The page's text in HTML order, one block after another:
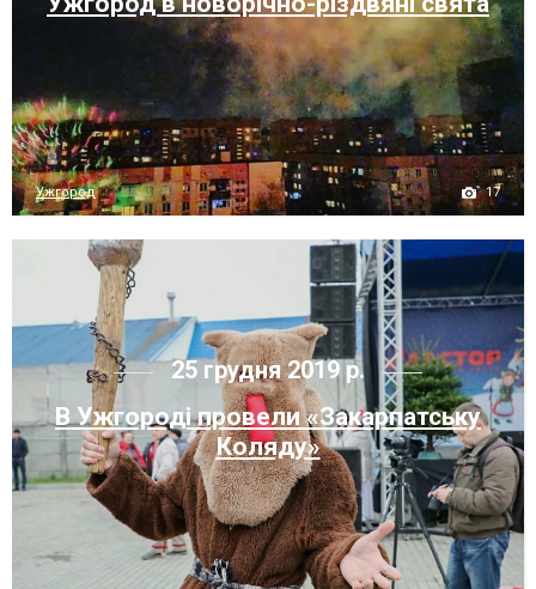
Ужгород 17
25 грудня 2019 р.
В Ужгороді провели «Закарпатську
Коляду»